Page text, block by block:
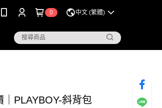
0 中文 (繁體)
PLAYBOY-斜背包